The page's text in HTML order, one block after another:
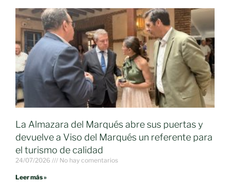
La Almazara del Marqués abre sus puertas y
devuelve a Viso del Marqués un referente para
el turismo de calidad
24/07/2026 No hay comentarios
Leer más »